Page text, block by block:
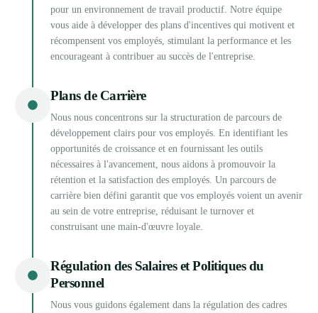
pour un environnement de travail productif. Notre équipe
vous aide à développer des plans d'incentives qui motivent et
récompensent vos employés, stimulant la performance et les
encourageant à contribuer au succès de l'entreprise.
Plans de Carrière
Nous nous concentrons sur la structuration de parcours de
développement clairs pour vos employés. En identifiant les
opportunités de croissance et en fournissant les outils
nécessaires à l'avancement, nous aidons à promouvoir la
rétention et la satisfaction des employés. Un parcours de
carrière bien défini garantit que vos employés voient un avenir
au sein de votre entreprise, réduisant le turnover et
construisant une main-d'œuvre loyale.
Régulation des Salaires et Politiques du
Personnel
Nous vous guidons également dans la régulation des cadres